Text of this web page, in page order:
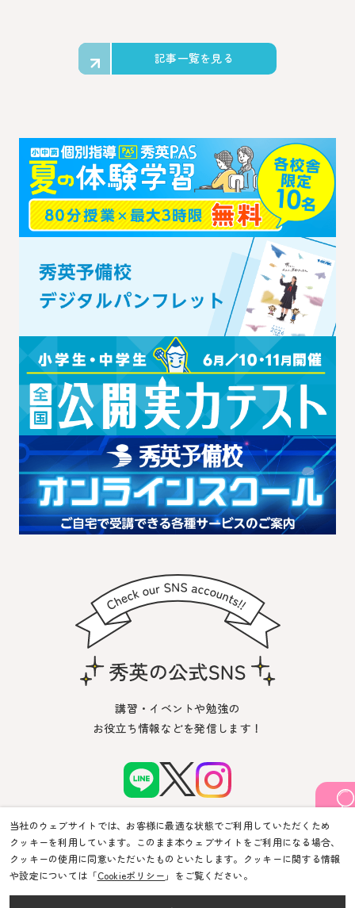
記事一覧を見る
講習・イベントや勉強の
お役立ち情報などを発信します！
© Shuei-Yobiko Co Ltd. All Rights Reserved.
当社のウェブサイトでは、お客様に最適な状態でご利用していただくため
クッキーを利用しています。このまま本ウェブサイトをご利用になる場合、
クッキーの使用に同意いただいたものといたします。クッキーに関する情報
や設定については「Cookieポリシー 」をご覧ください。